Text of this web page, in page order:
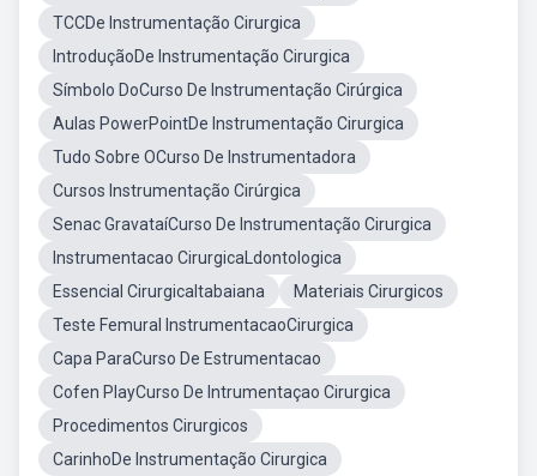
TCCDe Instrumentação Cirurgica
IntroduçãoDe Instrumentação Cirurgica
Símbolo DoCurso De Instrumentação Cirúrgica
Aulas PowerPointDe Instrumentação Cirurgica
Tudo Sobre OCurso De Instrumentadora
Cursos Instrumentação Cirúrgica
Senac GravataíCurso De Instrumentação Cirurgica
Instrumentacao CirurgicaLdontologica
Essencial CirurgicaItabaiana
Materiais Cirurgicos
Teste Femural InstrumentacaoCirurgica
Capa ParaCurso De Estrumentacao
Cofen PlayCurso De Intrumentaçao Cirurgica
Procedimentos Cirurgicos
CarinhoDe Instrumentação Cirurgica